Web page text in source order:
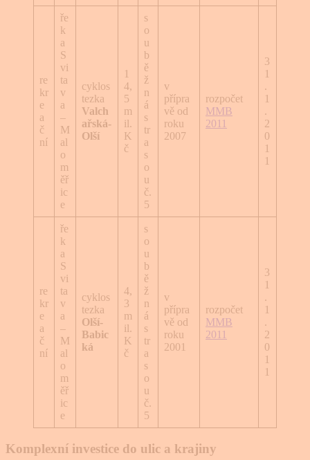
re
kr
e
a
č
ní
ře
k
a
S
vi
ta
v
a
–
M
al
o
m
ěř
ic
e
cyklos
tezka
Valch
ařská-
Olší
1
4,
5
m
il.
K
č
s
o
u
b
ě
ž
n
á
s
tr
a
s
o
u
č.
5
v
přípra
vě od
roku
2007
rozpočet
MMB
2011
3
1
.
1
.
2
0
1
1
re
kr
e
a
č
ní
ře
k
a
S
vi
ta
v
a
–
M
al
o
m
ěř
ic
e
cyklos
tezka
Olší-
Babic
ká
4,
3
m
il.
K
č
s
o
u
b
ě
ž
n
á
s
tr
a
s
o
u
č.
5
v
přípra
vě od
roku
2001
rozpočet
MMB
2011
3
1
.
1
.
2
0
1
1
Komplexní investice do ulic a krajiny